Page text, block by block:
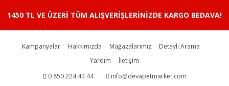
1450 TL VE ÜZERİ TÜM ALIŞVERİŞLERİNİZDE KARGO BEDAVA!
Kampanyalar Hakkımızda Mağazalarımız
Detaylı Arama
Yardım
İletişim
0 850 224 44 44
info@devapetmarket.com